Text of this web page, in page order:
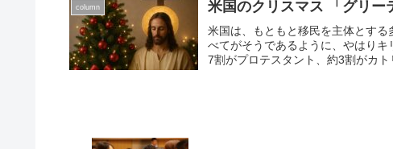
column 米国のクリスマス 「グリー
米国は、もともと移民を主体とす
べてがそうであるように、やはり
7割がプロテスタント、約3割がカ